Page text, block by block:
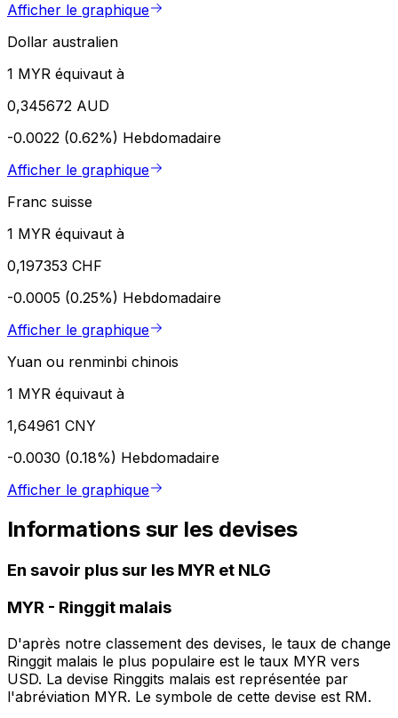
Afficher le graphique
Dollar australien
1 MYR équivaut à
0,345672 AUD
-0.0022 (0.62%) Hebdomadaire
Afficher le graphique
Franc suisse
1 MYR équivaut à
0,197353 CHF
-0.0005 (0.25%) Hebdomadaire
Afficher le graphique
Yuan ou renminbi chinois
1 MYR équivaut à
1,64961 CNY
-0.0030 (0.18%) Hebdomadaire
Afficher le graphique
Informations sur les devises
En savoir plus sur les MYR et NLG
MYR - Ringgit malais
D'après notre classement des devises, le taux de change
Ringgit malais le plus populaire est le taux MYR vers
USD. La devise Ringgits malais est représentée par
l'abréviation MYR. Le symbole de cette devise est RM.